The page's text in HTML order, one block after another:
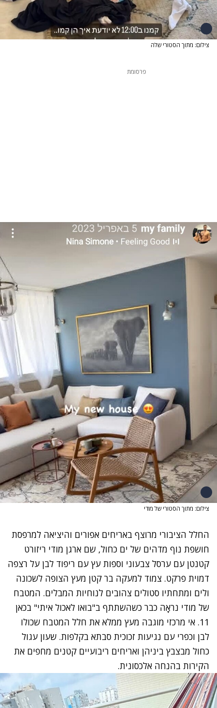
צילום: מתוך הסטורי שלה
פרסומת
צילום: מתוך הסטורי של מודי
החלל הציבורי מרוצף באריחים אפורים והיציאה למרפסת
חושפת נוף מדהים של ים כחול, שם ארגן מודי ריזורט
קטנטן עם ערסל צבעוני וספות עץ עם ריפוד לבן על רצפה
דמוית פרקט. צמוד למעקה בר קטן מעץ הצופה לשכונה
ולים ומתחתיו סטולים צהובים לנוחיות המבלים. המטבח
של מודי נראָה כבר כשהשתתף ב"בואו לאכול איתי" בכאן
11. אי מרכזי מוגבה מעץ ממלא את חלל המטבח שכולו
לבן וכפרי עם נגיעות זכוכית סבתא בקלפות. שעון עגול
כחול מבצבץ ביניהן ואריחים ריבועיים קטנים מחפים את
הקירות בהנחה אלכסונית.